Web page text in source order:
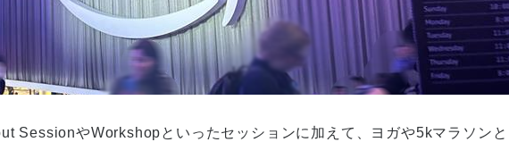
SessionやWorkshopといったセッションに加えて、ヨガや5kマラソンと